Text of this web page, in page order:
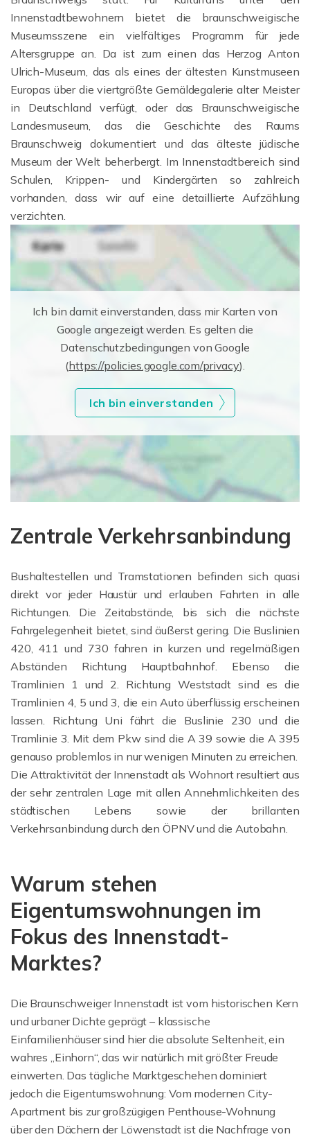
Innenstadtbewohnern bietet die braunschweigische
Museumsszene ein vielfältiges Programm für jede
Altersgruppe an. Da ist zum einen das Herzog Anton
Ulrich-Museum, das als eines der ältesten Kunstmuseen
Europas über die viertgrößte Gemäldegalerie alter Meister
in Deutschland verfügt, oder das Braunschweigische
Landesmuseum, das die Geschichte des Raums
Braunschweig dokumentiert und das älteste jüdische
Museum der Welt beherbergt. Im Innenstadtbereich sind
Schulen, Krippen- und Kindergärten so zahlreich
vorhanden, dass wir auf eine detaillierte Aufzählung
verzichten.
Ich bin damit einverstanden, dass mir Karten von
Google angezeigt werden. Es gelten die
Datenschutzbedingungen von Google
(https://policies.google.com/privacy).
Ich bin einverstanden
Zentrale Verkehrsanbindung
Bushaltestellen und Tramstationen befinden sich quasi
direkt vor jeder Haustür und erlauben Fahrten in alle
Richtungen. Die Zeitabstände, bis sich die nächste
Fahrgelegenheit bietet, sind äußerst gering. Die Buslinien
420, 411 und 730 fahren in kurzen und regelmäßigen
Abständen Richtung Hauptbahnhof. Ebenso die
Tramlinien 1 und 2. Richtung Weststadt sind es die
Tramlinien 4, 5 und 3, die ein Auto überflüssig erscheinen
lassen. Richtung Uni fährt die Buslinie 230 und die
Tramlinie 3. Mit dem Pkw sind die A 39 sowie die A 395
genauso problemlos in nur wenigen Minuten zu erreichen.
Die Attraktivität der Innenstadt als Wohnort resultiert aus
der sehr zentralen Lage mit allen Annehmlichkeiten des
städtischen Lebens sowie der brillanten
Verkehrsanbindung durch den ÖPNV und die Autobahn.
Warum stehen
Eigentumswohnungen im
Fokus des Innenstadt-
Marktes?
Die Braunschweiger Innenstadt ist vom historischen Kern
und urbaner Dichte geprägt – klassische
Einfamilienhäuser sind hier die absolute Seltenheit, ein
wahres „Einhorn“, das wir natürlich mit größter Freude
einwerten. Das tägliche Marktgeschehen dominiert
jedoch die Eigentumswohnung: Vom modernen City-
Apartment bis zur großzügigen Penthouse-Wohnung
über den Dächern der Löwenstadt ist die Nachfrage von